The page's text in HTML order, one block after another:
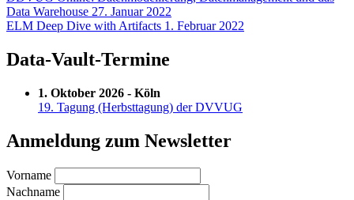
Data Warehouse 27. Januar 2022
ELM Deep Dive with Artifacts 1. Februar 2022
Data-Vault-Termine
1. Oktober 2026 - Köln
19. Tagung (Herbsttagung) der DVVUG
Anmeldung zum Newsletter
Vorname
Nachname